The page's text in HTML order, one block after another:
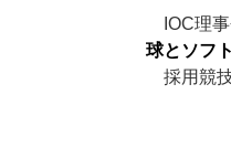
IOC理事
球とソフ
採用競